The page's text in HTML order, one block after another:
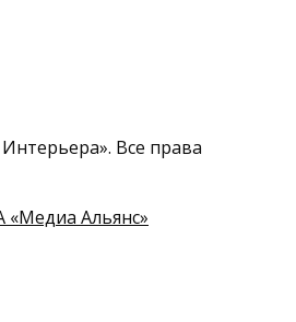
Все права
«Медиа Альянс»